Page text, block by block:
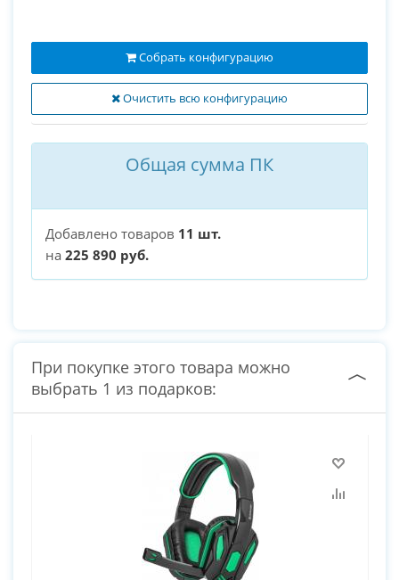
Очистить всю конфигурацию
Собрать конфигурацию
Общая сумма ПК
Добавлено товаров 11 шт.
на 225 890 руб.
При покупке этого товара можно
выбрать 1 из подарков: